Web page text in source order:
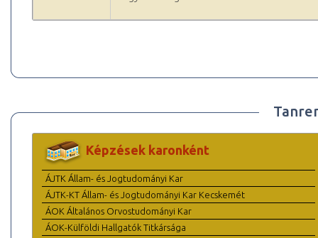
Képzések karonként
ÁJTK Állam- és Jogtudományi Kar
ÁJTK-KT Állam- és Jogtudományi Kar Kecskemét
ÁOK Általános Orvostudományi Kar
ÁOK-Külföldi Hallgatók Titkársága